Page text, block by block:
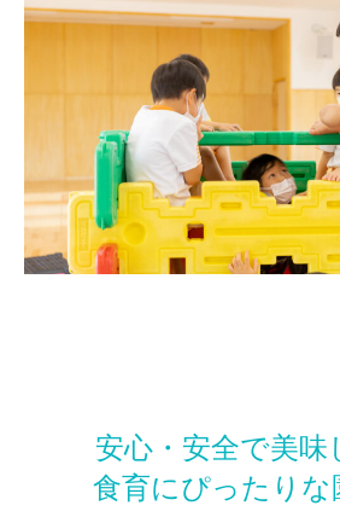
安心・安全で美味
食育にぴったりな